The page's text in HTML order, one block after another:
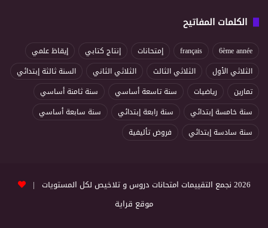
الكلمات المفاتيح
6ème année
français إمتحانات إنتاج كتابي
إيقاظ علمي
الثلاثي الأول
الثلاثي الثالث الثلاثي الثاني
السنة ثالثة إبتدائي
تمارين
رياضيات سنة تاسعة أساسي
سنة ثامنة أساسي
سنة خامسة إبتدائي
سنة رابعة إبتدائي
سنة سابعة أساسي
سنة سادسة إبتدائي
فروض تأليفية
2026 نجمع التقييمات امتحانات دروس و تلاخيص لكل المستويات |
موقع قراية